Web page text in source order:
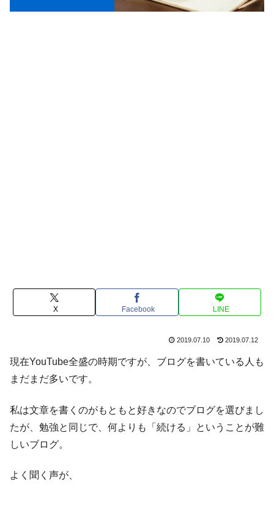
X Facebook LINE
2019.07.10 2019.07.12
現在YouTube全盛の時期ですが、ブログを書いている人も
まだまだ多いです。
私は文章を書くのがもともと好きなのでブログを選びまし
たが、勉強と同じで、何よりも「続ける」ということが難
しいブログ。
よく聞く声が、